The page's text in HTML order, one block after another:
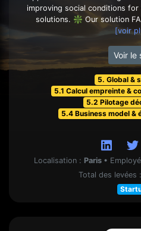
improving social conditions
solutions. ❇️ Our solution
[voir
Voir le
5. Global &
5.1 Calcul empreinte &
5.2 Pilotage
5.4 Business model &
Localisation : Paris •
Total des levées :